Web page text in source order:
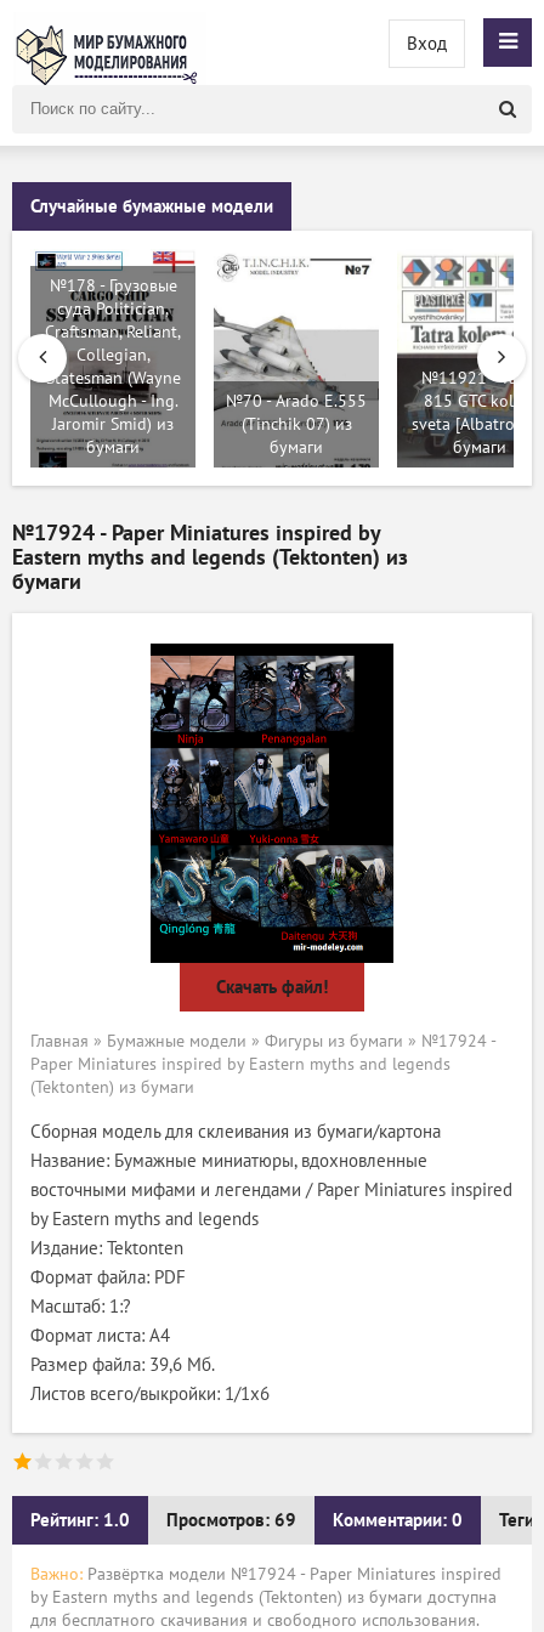
сайту
Вход
Случайные бумажные модели
№178 - Грузовые
суда Politician,
Craftsman, Reliant,
Collegian,
Statesman (Wayne
McCullough - Ing.
Jaromir Smid) из
бумаги
№70 - Arado E.555
(Tinchik 07) из
бумаги
№11921 - Tatra
815 GTC kolem
sveta [Albatros]
бумаги
№17924 - Paper Miniatures inspired by
Eastern myths and legends (Tektonten) из
бумаги
Скачать файл!
Главная » Бумажные модели » Фигуры из бумаги » №17924 -
Paper Miniatures inspired by Eastern myths and legends
(Tektonten) из бумаги
Сборная модель для склеивания из бумаги/картона
Название: Бумажные миниатюры, вдохновленные
восточными мифами и легендами / Paper Miniatures inspired
by Eastern myths and legends
Издание: Tektonten
Формат файла: PDF
Масштаб: 1:?
Формат листа: А4
Размер файла: 39,6 Мб.
Листов всего/выкройки: 1/1х6
Рейтинг: 1.0 Просмотров: 69 Комментарии: 0 Теги:
Важно: Развёртка модели №17924 - Paper Miniatures inspired
by Eastern myths and legends (Tektonten) из бумаги доступна
для бесплатного скачивания и свободного использования.